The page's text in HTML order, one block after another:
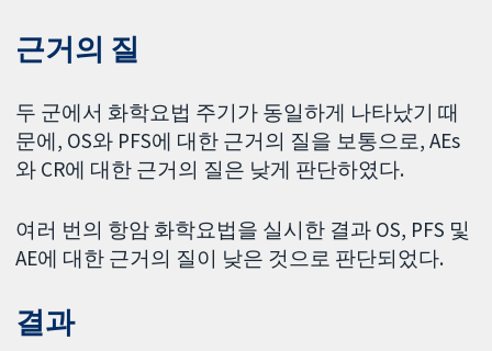
근거의 질
두 군에서 화학요법 주기가 동일하게 나타났기 때
문에, OS와 PFS에 대한 근거의 질을 보통으로, AEs
와 CR에 대한 근거의 질은 낮게 판단하였다.
여러 번의 항암 화학요법을 실시한 결과 OS, PFS 및
AE에 대한 근거의 질이 낮은 것으로 판단되었다.
결과